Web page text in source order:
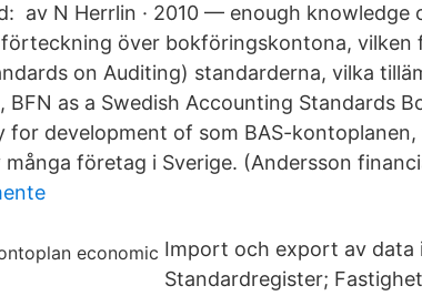
av N Herrlin · 2010 — enough
över bokföringskontona, vilken
on Auditing) standarderna, vilka
BFN as a Swedish Accounting Standards
for development of som BAS-
företag i Sverige. (Andersson
Import och export av data
Standardregister;